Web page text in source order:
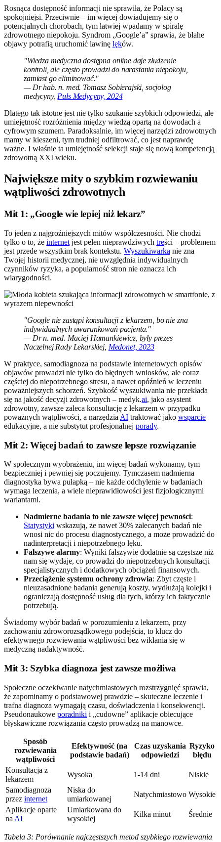
Rosnąca dostępność informacji nie sprawiła, że Polacy są
spokojniejsi. Przeciwnie – im więcej dowiadujemy się o
potencjalnych chorobach, tym łatwiej wpadamy w spiralę
zdrowotnego niepokoju. Syndrom „Google’a” sprawia, że błahe
objawy potrafią uruchomić lawinę lęków.
"Wiedza medyczna dostępna online daje złudzenie
kontroli, ale często prowadzi do narastania niepokoju,
zamiast go eliminować."
— Dr hab. n. med. Tomasz Sobierajski, socjolog
medycyny, Puls Medycyny, 2024
Dlatego tak istotne jest nie tylko szukanie szybkich odpowiedzi, ale
umiejętność rozróżnienia między wiedzą opartą na dowodach a
cyfrowym szumem. Paradoksalnie, im więcej narzędzi zdrowotnych
mamy w kieszeni, tym trudniej odfiltrować, co jest naprawdę
ważne. I właśnie ta umiejętność selekcji staje się nową kompetencją
zdrowotną XXI wieku.
Największe mity o szybkim rozwiewaniu
wątpliwości zdrowotnych
Mit 1: „Google wie lepiej niż lekarz”
To jeden z najgroźniejszych mitów współczesności. Nie chodzi
tylko o to, że internet jest pełen nieprawdziwych treści – problemem
jest przede wszystkim brak kontekstu. Wyszukiwarka nie zna
Twojej historii medycznej, nie uwzględnia indywidualnych
czynników ryzyka, a popularność stron nie oznacza ich
wiarygodności.
"Google nie zastąpi konsultacji z lekarzem, bo nie zna
indywidualnych uwarunkowań pacjenta."
— Dr n. med. Maciej Hamankiewicz, były prezes
Naczelnej Rady Lekarskiej, Medonet, 2023
W praktyce, samodiagnoza na podstawie internetowych opisów
objawów prowadzi nie tylko do błędnych wniosków, ale coraz
częściej do niepotrzebnego stresu, a nawet opóźnień w leczeniu
poważniejszych schorzeń. Szybkość wyszukiwania nie przekłada
się na jakość decyzji zdrowotnych – medyk.ai, jako asystent
zdrowotny, zawsze zaleca konsultację z lekarzem w przypadku
poważnych wątpliwości, a narzędzia AI traktować jako wsparcie
edukacyjne, a nie substytut profesjonalnej porady.
Mit 2: Więcej badań to zawsze lepsze rozwiązanie
W społecznym wyobrażeniu, im więcej badań wykonamy, tym
bezpieczniej i pewniej się poczujemy. Tymczasem nadmierna
diagnostyka bywa pułapką – nie każde odchylenie w badaniach
wymaga leczenia, a wiele nieprawidłowości jest fizjologicznymi
wariantami.
Nadmierne badania to nie zawsze więcej pewności:
Statystyki wskazują, że nawet 30% zalecanych badań nie
wnosi nic do procesu diagnostycznego, a może prowadzić do
nadinterpretacji i niepotrzebnego lęku.
Falszywe alarmy: Wyniki fałszywie dodatnie są częstsze niż
nam się wydaje, co prowadzi do niepotrzebnych konsultacji
specjalistycznych i dodatkowych obciążeń finansowych.
Przeciążenie systemu ochrony zdrowia: Zbyt częste i
nieuzasadnione badania generują koszty, wydłużają kolejki i
ograniczają dostępność usług dla tych, którzy ich faktycznie
potrzebują.
Świadomy wybór badań w porozumieniu z lekarzem, przy
zachowaniu zdroworozsądkowego podejścia, to klucz do
efektywnego rozwiewania wątpliwości bez wikłania się w
medyczną nadaktywność.
Mit 3: Szybka diagnoza jest zawsze możliwa
Społeczne oczekiwanie natychmiastowych rozstrzygnięć sprawia,
że zapominamy o podstawowej prawdzie – skuteczne leczenie i
trafna diagnoza wymagają czasu, doświadczenia i konsekwencji.
Pseudonaukowe poradniki i „cudowne” aplikacje obiecujące
błyskawiczne rozwiązania często prowadzą na manowce.
Sposób
rozwiewania
wątpliwości
Efektywność (na
podstawie badań)
Czas uzyskania
odpowiedzi
Ryzyko
błędu
Konsultacja z
lekarzem
Wysoka 1-14 dni
Niskie
Samodiagnoza
przez internet
Niska do
umiarkowanej
Natychmiastowo Wysokie
Aplikacje oparte
na AI
Umiarkowana do
wysokiej
Kilka minut Średnie
Tabela 3: Porównanie najczęstszych metod szybkiego rozwiewania